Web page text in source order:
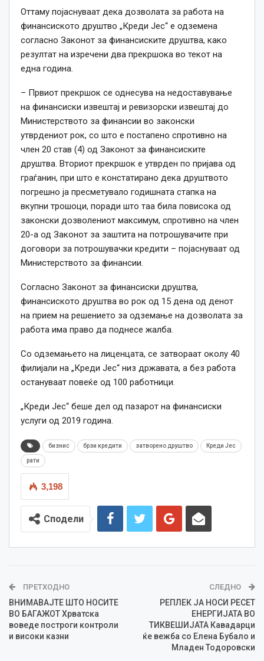
Оттаму појаснуваат дека дозволата за работа на
финансиското друштво „Креди Јес“ е одземена
согласно Законот за финансиските друштва, како
резултат на изречени два прекршока во текот на
една година.
– Првиот прекршок се однесува на недоставување
на финансиски извештај и ревизорски извештај до
Министерството за финансии во законски
утврдениот рок, со што е постапено спротивно на
член 20 став (4) од Законот за финансиските
друштва. Вториот прекршок е утврден по пријава од
граѓанин, при што е констатирано дека друштвото
погрешно ја пресметувало годишната стапка на
вкупни трошоци, поради што таа била повисока од
законски дозволениот максимум, спротивно на член
20-а од Законот за заштита на потрошувачите при
договори за потрошувачки кредити – појаснуваат од
Министерството за финансии.
Согласно Законот за финансиски друштва,
финансиското друштва во рок од 15 дена од денот
на прием на решението за одземање на дозволата за
работа има право да поднесе жалба.
Со одземањето на лиценцата, се затвораат околу 40
филијали на „Креди Јес“ низ државата, а без работа
остануваат повеќе од 100 работници.
„Креди Јес“ беше дел од пазарот на финансиски
услуги од 2019 година.
бизнис брзи кредити затворено друштво Креди Јес
рати
3,198
Сподели
ПРЕТХОДНО
ВНИМАВАЈТЕ ШТО НОСИТЕ
ВО БАГАЖОТ Хрватска
воведе построги контроли
и високи казни
СЛЕДНО
РЕПЛЕК ЈА НОСИ РЕСЕТ
ЕНЕРГИЈАТА ВО
ТИКВЕШИЈАТА Кавадарци
ќе вежба со Елена Бубало и
Младен Тодоровски